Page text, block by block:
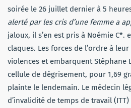
soirée le 26 juillet dernier à 5
alerté par les cris d’une femme a
jaloux, il s’en est pris à Noémie C*.
claques. Les forces de l’ordre à
violences et embarquent Stéphane
cellule de dégrisement, pour 1,69
plainte le lendemain. Le médecin
d’invalidité de temps de travail